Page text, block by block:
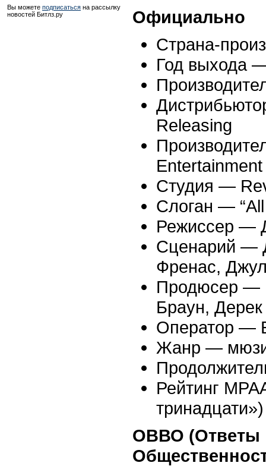
Вы можете подписаться на рассылку
новостей Битлз.ру
Официально
Страна-
Год выхода
Releasing
Entertainment
Студия —
Слоган —
Режиссер —
Сценарий —
Френас,
Продюсер —
Браун,
Оператор —
Жанр —
Рейтинг
тринадцати»)
ОВВО (Ответы